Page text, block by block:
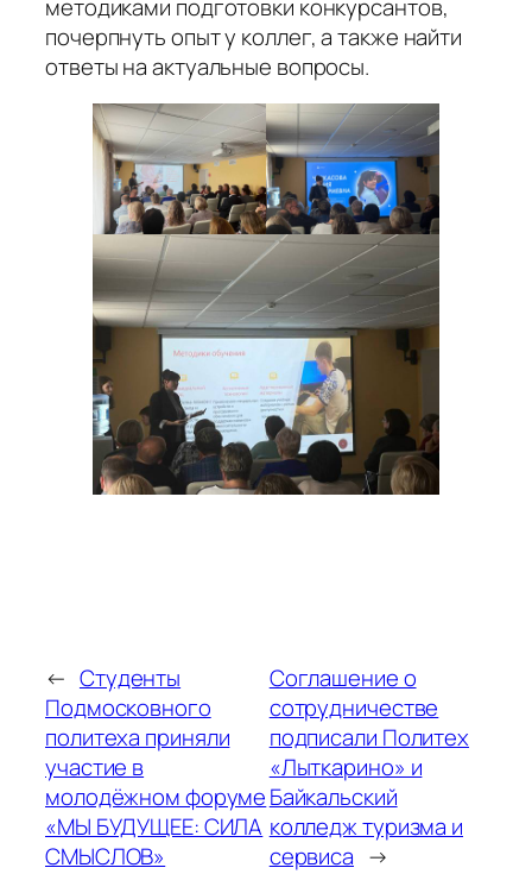
методиками подготовки конкурсантов,
почерпнуть опыт у коллег, а также найти
ответы на актуальные вопросы.
← Студенты
Подмосковного
политеха приняли
участие в
молодёжном форуме
«МЫ БУДУЩЕЕ: СИЛА
СМЫСЛОВ»
Соглашение о
сотрудничестве
подписали Политех
«Лыткарино» и
Байкальский
колледж туризма и
сервиса →